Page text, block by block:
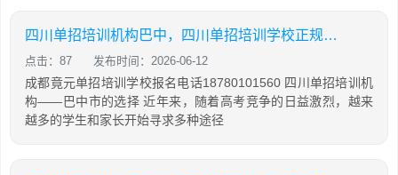
四川单招培训机构巴中，四川单招培训学校正规学校
点击：87 发布时间：2026-06-12
成都竟元单招培训学校报名电话18780101560 四川单招培训机
构——巴中市的选择 近年来，随着高考竞争的日益激烈，越来
越多的学生和家长开始寻求多种途径